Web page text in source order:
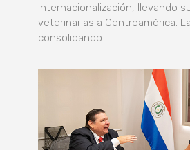
internacionalización, llevando
veterinarias a Centroamérica.
consolidando